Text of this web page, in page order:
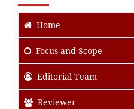
Home
Focus and Scope
Editorial Team
Reviewer